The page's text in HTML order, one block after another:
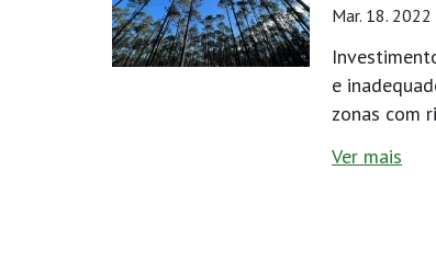
Mar. 18. 2022
e
zonas com
Ver mais